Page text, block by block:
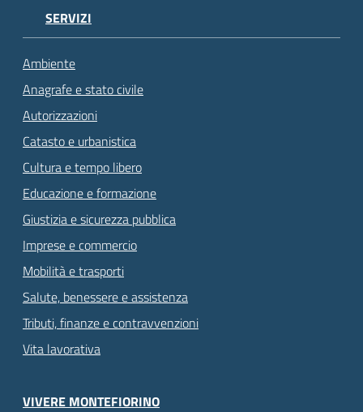
SERVIZI
Ambiente
Anagrafe e stato civile
Autorizzazioni
Catasto e urbanistica
Cultura e tempo libero
Educazione e formazione
Giustizia e sicurezza pubblica
Imprese e commercio
Mobilità e trasporti
Salute, benessere e assistenza
Tributi, finanze e contravvenzioni
Vita lavorativa
VIVERE MONTEFIORINO